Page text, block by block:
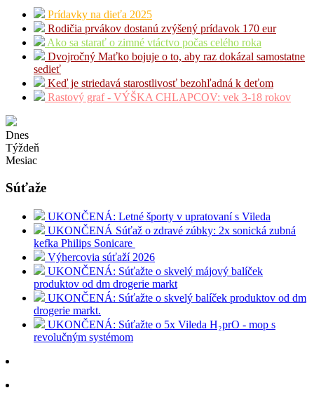
Prídavky na dieťa 2025
Rodičia prvákov dostanú zvýšený prídavok 170 eur
Ako sa starať o zimné vtáctvo počas celého roka
Dvojročný Maťko bojuje o to, aby raz dokázal samostatne
sedieť
Keď je striedavá starostlivosť bezohľadná k deťom
Rastový graf - VÝŠKA CHLAPCOV: vek 3-18 rokov
Dnes
Týždeň
Mesiac
Súťaže
UKONČENÁ: Letné športy v upratovaní s Vileda
UKONČENÁ Súťaž o zdravé zúbky: 2x sonická zubná
kefka Philips Sonicare
Výhercovia súťaží 2026
UKONČENÁ: Súťažte o skvelý májový balíček
produktov od dm drogerie markt
UKONČENÁ: Súťažte o skvelý balíček produktov od dm
drogerie markt.
UKONČENÁ: Súťažte o 5x Vileda H₂prO - mop s
revolučným systémom